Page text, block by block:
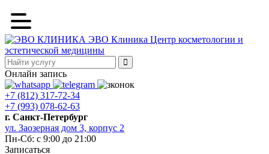
ЭВО Клиника Центр косметологии и
эстетической медицины
Онлайн запись
+7 (812) 317-72-34
+7 (993) 078-62-63
г. Санкт-Петербург
ул. Заозерная дом 3, корпус 2
Пн-Сб: с 9:00 до 21:00
Записаться